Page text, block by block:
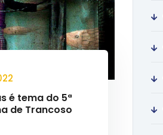
é tema do 5ª
de Trancoso